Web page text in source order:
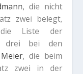
, die nicht
zwei belegt,
Liste der
drei bei den
, die beim
zwei in der